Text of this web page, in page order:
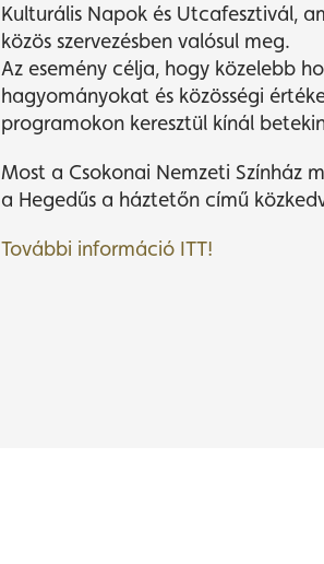
Kulturális Napok és Utcafesztivál,
közös szervezésben valósul meg.
Az esemény célja, hogy közelebb
hagyományokat és közösségi
programokon keresztül kínál
Most a Csokonai Nemzeti Színház
a Hegedűs a háztetőn című
További információ ITT!